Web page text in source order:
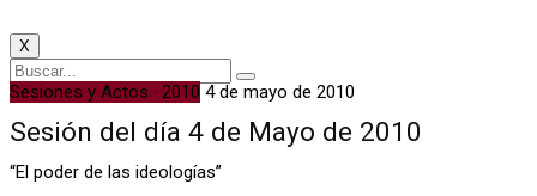
X
Sesiones y Actos · 2010 4 de mayo de 2010
Sesión del día 4 de Mayo de 2010
“El poder de las ideologías”